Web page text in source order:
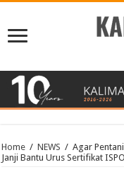
Home / NEWS / Agar
Janji Bantu Urus Sertifikat ISPO